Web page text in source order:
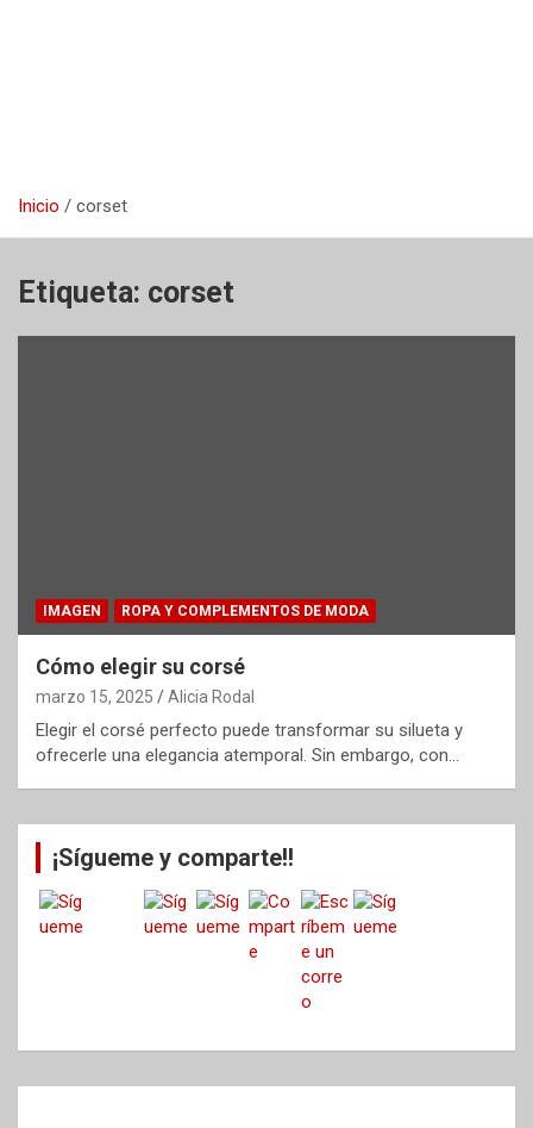
Inicio corset
Etiqueta: corset
IMAGEN ROPA Y COMPLEMENTOS DE MODA
Cómo elegir su corsé
marzo 15, 2025 Alicia Rodal
Elegir el corsé perfecto puede transformar su silueta y
ofrecerle una elegancia atemporal. Sin embargo, con…
¡Sígueme y comparte!!